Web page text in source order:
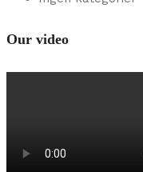
Our video